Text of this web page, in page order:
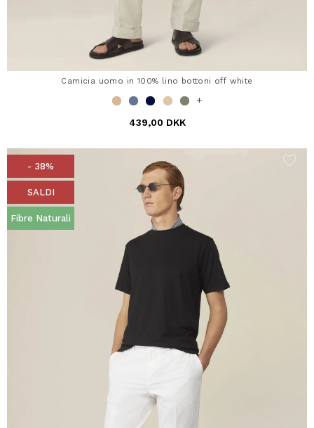
Camicia uomo in 100% lino bottoni off white
+
439,00 DKK
- 38%
SALDI
Fibre Naturali